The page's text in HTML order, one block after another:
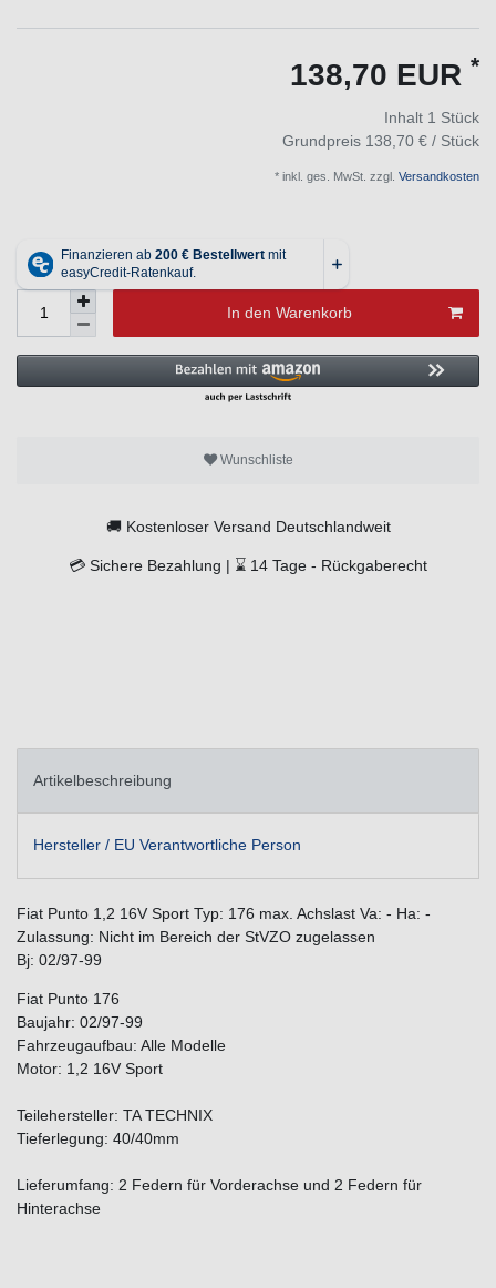
138,70 EUR *
Inhalt 1 Stück
Grundpreis 138,70 € / Stück
* inkl. ges. MwSt. zzgl. Versandkosten
In den Warenkorb
Wunschliste
🚚 Kostenloser Versand Deutschlandweit
💳 Sichere Bezahlung | ⌛ 14 Tage - Rückgaberecht
Artikelbeschreibung
Hersteller / EU Verantwortliche Person
Fiat Punto 1,2 16V Sport Typ: 176 max. Achslast Va: - Ha: -
Zulassung: Nicht im Bereich der StVZO zugelassen
Bj: 02/97-99
Fiat Punto 176
Baujahr: 02/97-99
Fahrzeugaufbau: Alle Modelle
Motor: 1,2 16V Sport
Teilehersteller: TA TECHNIX
Tieferlegung: 40/40mm
Lieferumfang: 2 Federn für Vorderachse und 2 Federn für
Hinterachse